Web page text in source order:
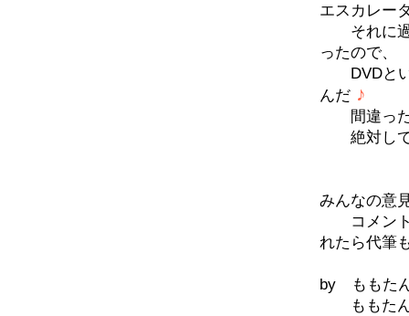
エスカレー
それに過
ったので
DVDとい
んだ ♪
間違った
絶対して
みんなの意
コメント
れたら代筆
by ももた
ももたん